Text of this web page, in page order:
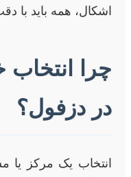
اشکال، همه باید با
چرا
در دزفول؟
انتخاب یک مرکز